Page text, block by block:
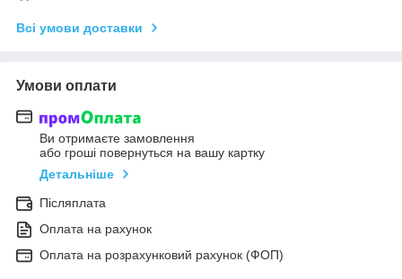
Всі умови доставки
Умови оплати
Ви отримаєте замовлення
або гроші повернуться на вашу картку
Детальніше
Післяплата
Оплата на рахунок
Оплата на розрахунковий рахунок (ФОП)